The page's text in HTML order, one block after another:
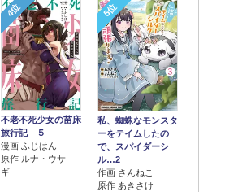
4位
不老不死少女の苗床
旅行記 ５
漫画 ふじはん
原作 ルナ・ウサ
ギ
5位
私、蜘蛛なモンスタ
ーをテイムしたの
で、スパイダーシ
ル…2
作画 さんねこ
原作 あきさけ